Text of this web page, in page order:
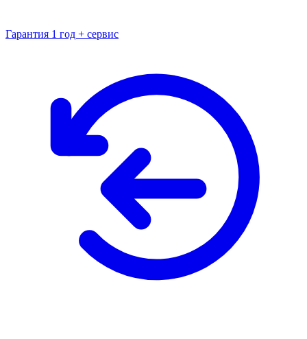
Гарантия 1 год + сервис